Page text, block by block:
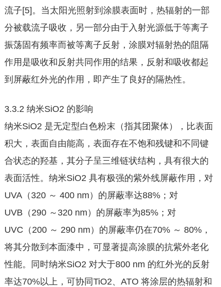
流子[5]。当太阳光照射到涂膜表面时，热辐射的一部
分被载流子吸收，另一部分由于入射光源低于等离子
振荡固有频率而被等离子反射，涂膜对辐射热的阻隔
作用是吸收和反射共同作用的结果，反射和吸收都起
到屏蔽红外光的作用，即产生了良好的隔热性。
3.3.2 纳米SiO2 的影响
纳米SiO2 是无定型白色粉末（指其团聚体），比表面
积大，表面自由能高，表面存在不饱和残键和不同键
合状态的羟基，其分子呈三维链状结构，具有很大的
表面活性。纳米SiO2 具有极强的紫外线屏蔽作用，对
UVA（320 ～ 400 nm）的屏蔽率达88%；对
UVB（290 ～320 nm）的屏蔽率为85%；对
UVC（200 ～ 290 nm）的屏蔽率仍在70% ～ 80%，
将其分散到本面漆中，可显著提高涂膜的抗紫外老化
性能。同时纳米SiO2 对大于800 nm 的红外光的反射
率达70%以上，可协同TiO2、ATO 将涂层的热辐射和